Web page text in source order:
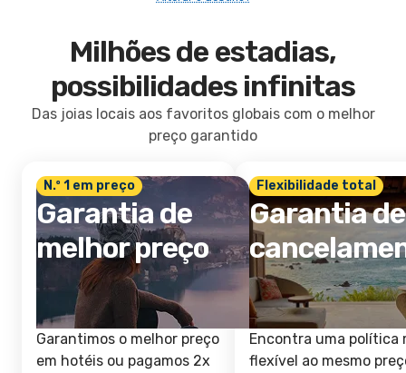
Milhões de estadias,
possibilidades infinitas
Das joias locais aos favoritos globais com o melhor
preço garantido
N.º 1 em preço
Garantia de
melhor preço
Garantimos o melhor preço
em hotéis ou pagamos 2x
Flexibilidade total
Garantia de
Encontra uma política
flexível ao mesmo